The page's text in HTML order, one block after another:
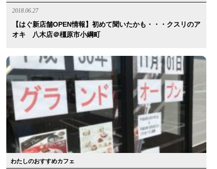
2018.06.27
【はぐ新店舗OPEN情報】初めて聞いたかも・・・クスリのア
オキ 八木店＠橿原市小綱町
わたしのおすすめカフェ